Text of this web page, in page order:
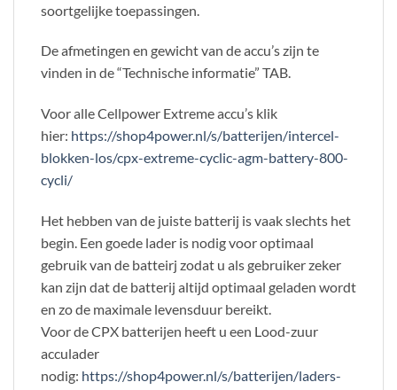
soortgelijke toepassingen.
De afmetingen en gewicht van de accu’s zijn te
vinden in de “Technische informatie” TAB.
Voor alle Cellpower Extreme accu’s klik
hier: https://shop4power.nl/s/batterijen/intercel-
blokken-los/cpx-extreme-cyclic-agm-battery-800-
cycli/
Het hebben van de juiste batterij is vaak slechts het
begin. Een goede lader is nodig voor optimaal
gebruik van de batteirj zodat u als gebruiker zeker
kan zijn dat de batterij altijd optimaal geladen wordt
en zo de maximale levensduur bereikt.
Voor de CPX batterijen heeft u een Lood-zuur
acculader
nodig: https://shop4power.nl/s/batterijen/laders-